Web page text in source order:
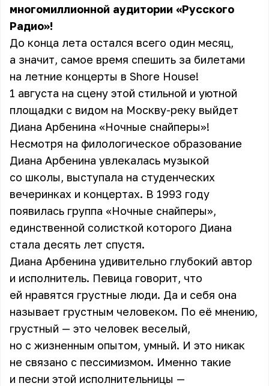
многомиллионной аудитории «Русского
Радио»!
До конца лета остался всего один месяц,
а значит, самое время спешить за билетами
на летние концерты в Shore House!
1 августа на сцену этой стильной и уютной
площадки с видом на Москву-реку выйдет
Диана Арбенина «Ночные снайперы»!
Несмотря на филологическое образование
Диана Арбенина увлекалась музыкой
со школы, выступала на студенческих
вечеринках и концертах. В 1993 году
появилась группа «Ночные снайперы»,
единственной солисткой которого Диана
стала десять лет спустя.
Диана Арбенина удивительно глубокий автор
и исполнитель. Певица говорит, что
ей нравятся грустные люди. Да и себя она
называет грустным человеком. По её мнению,
грустный — это человек веселый,
но с жизненным опытом, умный. И это никак
не связано с пессимизмом. Именно такие
и песни этой исполнительницы —